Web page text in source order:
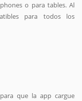
o para tables. Al
para todos los
que la app cargue